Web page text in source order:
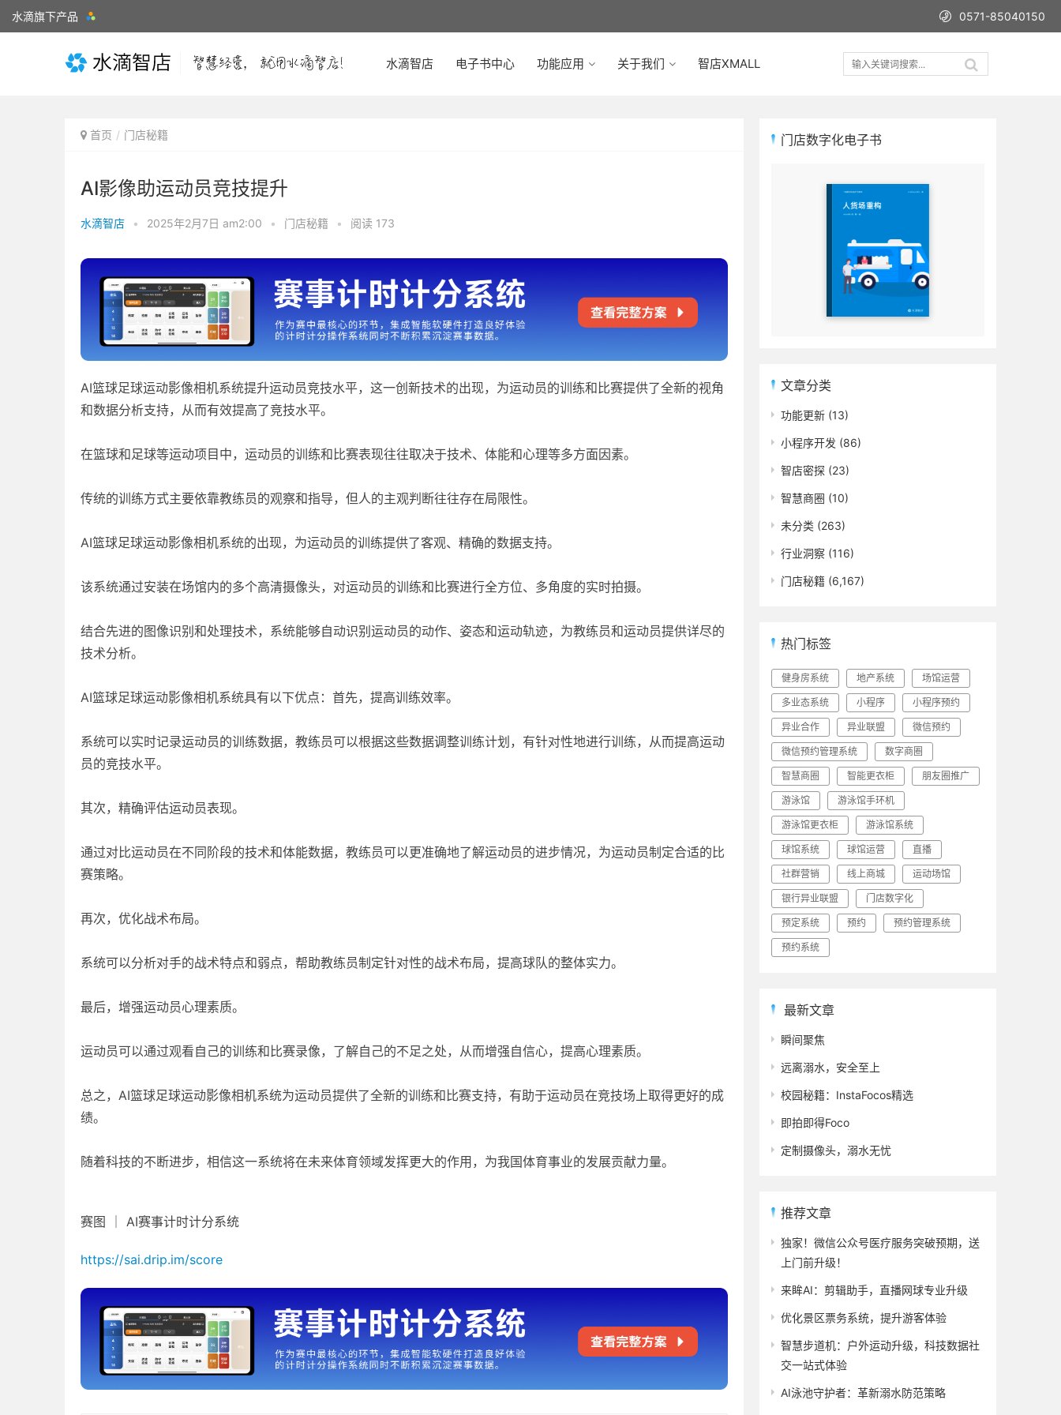
水滴旗下产品 0571-85040150
水滴智店 电子书中心 功能应用 关于我们 智店XMALL
首页 门店秘籍
AI影像助运动员竞技提升
水滴智店 • 2025年2月7日 am2:00 • 门店秘籍 • 阅读 173
AI篮球足球运动影像相机系统提升运动员竞技水平，这一创新技术的出现，为运动员的训练和比赛提供了全新的视角
和数据分析支持，从而有效提高了竞技水平。
在篮球和足球等运动项目中，运动员的训练和比赛表现往往取决于技术、体能和心理等多方面因素。
传统的训练方式主要依靠教练员的观察和指导，但人的主观判断往往存在局限性。
AI篮球足球运动影像相机系统的出现，为运动员的训练提供了客观、精确的数据支持。
该系统通过安装在场馆内的多个高清摄像头，对运动员的训练和比赛进行全方位、多角度的实时拍摄。
结合先进的图像识别和处理技术，系统能够自动识别运动员的动作、姿态和运动轨迹，为教练员和运动员提供详尽的
技术分析。
AI篮球足球运动影像相机系统具有以下优点：首先，提高训练效率。
系统可以实时记录运动员的训练数据，教练员可以根据这些数据调整训练计划，有针对性地进行训练，从而提高运动
员的竞技水平。
其次，精确评估运动员表现。
通过对比运动员在不同阶段的技术和体能数据，教练员可以更准确地了解运动员的进步情况，为运动员制定合适的比
赛策略。
再次，优化战术布局。
系统可以分析对手的战术特点和弱点，帮助教练员制定针对性的战术布局，提高球队的整体实力。
最后，增强运动员心理素质。
运动员可以通过观看自己的训练和比赛录像，了解自己的不足之处，从而增强自信心，提高心理素质。
总之，AI篮球足球运动影像相机系统为运动员提供了全新的训练和比赛支持，有助于运动员在竞技场上取得更好的成
绩。
随着科技的不断进步，相信这一系统将在未来体育领域发挥更大的作用，为我国体育事业的发展贡献力量。
赛图 ｜ AI赛事计时计分系统
https://sai.drip.im/score
门店数字化电子书
文章分类
功能更新 (13)
小程序开发 (86)
智店密探 (23)
智慧商圈 (10)
未分类 (263)
行业洞察 (116)
门店秘籍 (6,167)
热门标签
健身房系统 地产系统 场馆运营
多业态系统 小程序 小程序预约
异业合作 异业联盟 微信预约
微信预约管理系统 数字商圈
智慧商圈 智能更衣柜 朋友圈推广
游泳馆 游泳馆手环机
游泳馆更衣柜 游泳馆系统
球馆系统 球馆运营 直播
社群营销 线上商城 运动场馆
银行异业联盟 门店数字化
预定系统 预约 预约管理系统
预约系统
最新文章
瞬间聚焦
远离溺水，安全至上
校园秘籍：InstaFocos精选
即拍即得Foco
定制摄像头，溺水无忧
推荐文章
独家！微信公众号医疗服务突破预期，送
上门前升级！
来眸AI：剪辑助手，直播网球专业升级
优化景区票务系统，提升游客体验
智慧步道机：户外运动升级，科技数据社
交一站式体验
AI泳池守护者：革新溺水防范策略